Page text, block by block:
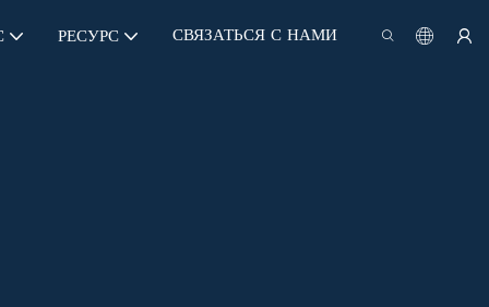
РЕСУРС СВЯЗАТЬСЯ С НАМИ